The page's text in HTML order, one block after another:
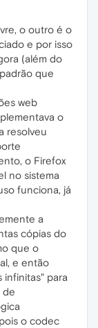
o outro é o
e por isso
(além do
que
web
o
resolveu
o Firefox
no sistema
funciona, já
a
cópias do
que o
e então
infinitas" para
de
o codec